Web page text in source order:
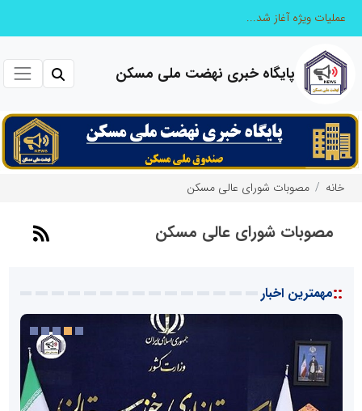
پایگاه خبری نهضت ملی مسکن
خانه مصوبات شورای عالی مسکن
مصوبات شورای عالی مسکن
::مهمترین اخبار